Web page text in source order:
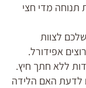
מדי חצי
לצוות
אפידורל.
ללא חתך חיץ.
לדעת האם הלידה